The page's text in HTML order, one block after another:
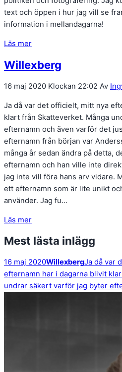
text och öppen i hur jag vill se
information i mellandagarna!
Läs mer
Willexberg
16 maj 2020 Klockan 22:02 Av
Ja då var det officielt, mitt nya
klart från Skatteverket. Många
efternamn och även varför det
efternamn från början var
många år sedan ändra på detta,
efternamn och han ville inte
jag inte vill föra hans arv vidare.
ett efternamn som är lite unikt
använder. Jag fu…
Läs mer
Mest lästa inlägg
16 maj 2020WillexbergJa då var
efternamn har i dagarna blivit
undrar säkert varför jag byter